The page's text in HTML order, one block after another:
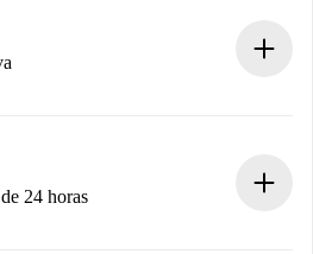
necesaria por adelantado.
24 horas